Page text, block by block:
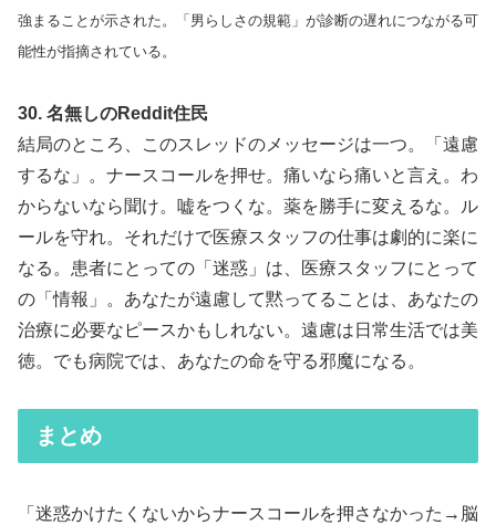
強まることが示された。「男らしさの規範」が診断の遅れにつながる可
能性が指摘されている。
30. 名無しのReddit住民
結局のところ、このスレッドのメッセージは一つ。「遠慮
するな」。ナースコールを押せ。痛いなら痛いと言え。わ
からないなら聞け。嘘をつくな。薬を勝手に変えるな。ル
ールを守れ。それだけで医療スタッフの仕事は劇的に楽に
なる。患者にとっての「迷惑」は、医療スタッフにとって
の「情報」。あなたが遠慮して黙ってることは、あなたの
治療に必要なピースかもしれない。遠慮は日常生活では美
徳。でも病院では、あなたの命を守る邪魔になる。
まとめ
「迷惑かけたくないからナースコールを押さなかった→脳